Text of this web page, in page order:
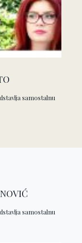
samostalnu
samostalnu